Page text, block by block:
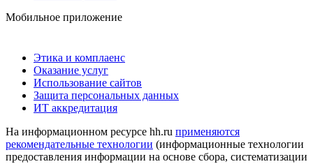
Мобильное приложение
Этика и комплаенс
Оказание услуг
Использование сайтов
Защита персональных данных
ИТ аккредитация
На информационном ресурсе hh.ru применяются
рекомендательные технологии (информационные технологии
предоставления информации на основе сбора, систематизации